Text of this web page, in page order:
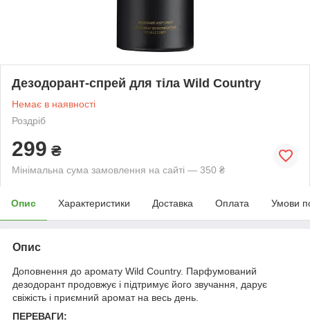
Дезодорант-спрей для тіла Wild Country
Немає в наявності
Роздріб
299 ₴
Мінімальна сума замовлення на сайті — 350 ₴
Опис Характеристики Доставка Оплата Умови
Опис
Доповнення до аромату Wild Country. Парфумований
дезодорант продовжує і підтримує його звучання, дарує
свіжість і приємний аромат на весь день.
ПЕРЕВАГИ: